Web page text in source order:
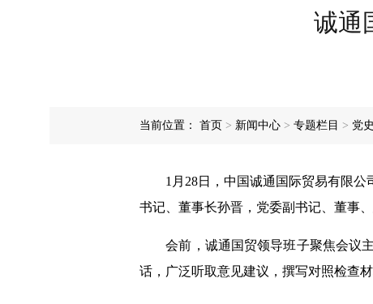
诚通
当前位置： 首页 > 新闻中心 > 专题栏目 > 党
1月28日，中国诚通国际贸易有限公
书记、董事长孙晋，党委副书记、董事
会前，诚通国贸领导班子聚焦会议主
话，广泛听取意见建议，撰写对照检查